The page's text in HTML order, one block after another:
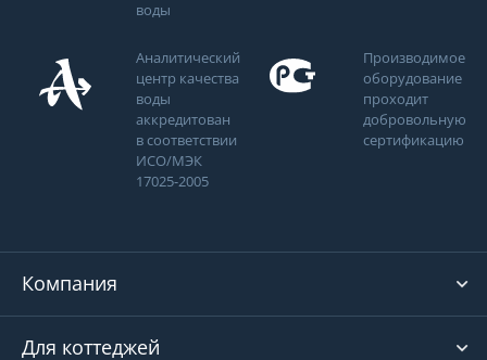
воды
Аналитический
центр качества
воды
аккредитован
в соответствии
ИСО/МЭК
17025-2005
Производимое
оборудование
проходит
добровольную
сертификацию
Компания
Для коттеджей